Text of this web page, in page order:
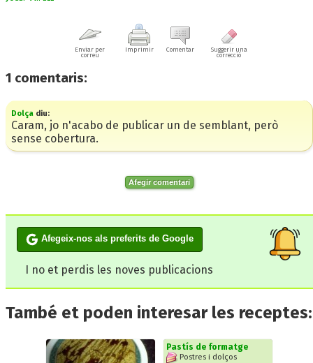
Enviar per
correu
Imprimir Comentar
Suggerir una
correcció
1 comentaris:
Dolça diu:
Caram, jo n'acabo de publicar un de semblant, però
sense cobertura.
Afegir comentari
Afegeix-nos als preferits de Google
I no et perdis les noves publicacions
També et poden interesar les receptes:
Pastís de formatge
Postres i dolços